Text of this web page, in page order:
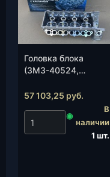
Головка блока
(ЗМЗ-40524,
АИ-92/газ) с клап.
30/TKG-1003007-
65), шт.
57 103,25 руб.
◉
В
наличии
1 шт.